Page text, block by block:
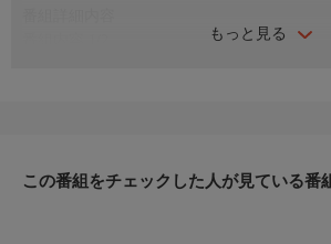
もっと見る
▽「チケットが取れない怪談師」として人気
この番組をチェックした人が見ている番